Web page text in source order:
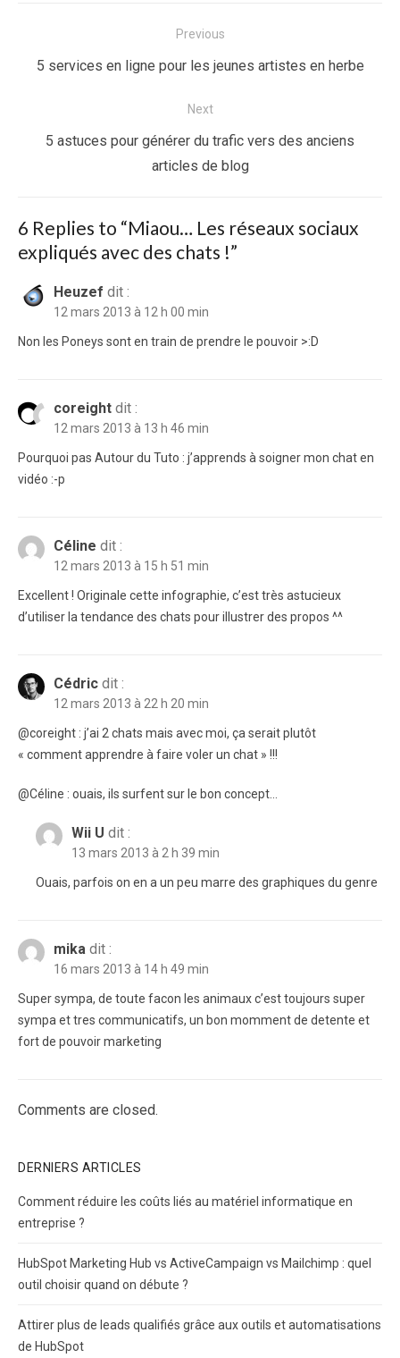
de
Previous
Previous
5 services en ligne pour les jeunes artistes en herbe
Next
Next5 astuces pour générer du trafic vers des anciens
articles de blog
6 Replies to “Miaou… Les réseaux sociaux
expliqués avec des chats !”
Heuzef dit :
12 mars 2013 à 12 h 00 min
Non les Poneys sont en train de prendre le pouvoir >:D
coreight dit :
12 mars 2013 à 13 h 46 min
Pourquoi pas Autour du Tuto : j’apprends à soigner mon chat en
vidéo :-p
Céline dit :
12 mars 2013 à 15 h 51 min
Excellent ! Originale cette infographie, c’est très astucieux
d’utiliser la tendance des chats pour illustrer des propos ^^
Cédric dit :
12 mars 2013 à 22 h 20 min
@coreight : j’ai 2 chats mais avec moi, ça serait plutôt
« comment apprendre à faire voler un chat » !!!
@Céline : ouais, ils surfent sur le bon concept…
Wii U dit :
13 mars 2013 à 2 h 39 min
Ouais, parfois on en a un peu marre des graphiques du genre
mika dit :
16 mars 2013 à 14 h 49 min
Super sympa, de toute facon les animaux c’est toujours super
sympa et tres communicatifs, un bon momment de detente et
fort de pouvoir marketing
Comments are closed.
DERNIERS ARTICLES
Comment réduire les coûts liés au matériel informatique en
entreprise ?
HubSpot Marketing Hub vs ActiveCampaign vs Mailchimp : quel
outil choisir quand on débute ?
Attirer plus de leads qualifiés grâce aux outils et automatisations
de HubSpot